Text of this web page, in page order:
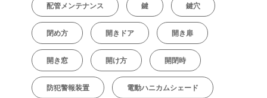
配管メンテナンス 鍵 鍵穴
閉め方 開きドア 開き扉
開き窓 開け方 開閉時
防犯警報装置 電動ハニカムシェード